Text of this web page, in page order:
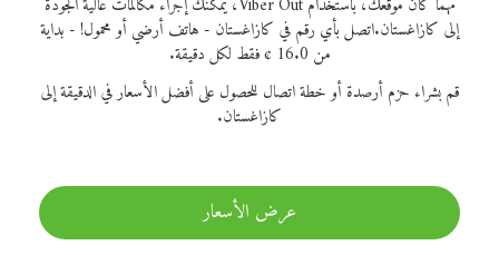
مهما كان موقعك، باستخدام Viber Out، يمكنك إجراء مكالمات عالية الجودة
إلى كازاغستان.اتصل بأي رقم في كازاغستان - هاتف أرضي أو محمول! - بداية
من 16.0 ¢ فقط لكل دقيقة.
قم بشراء حزم أرصدة أو خطة اتصال للحصول على أفضل الأسعار في الدقيقة إلى
كازاغستان.
عرض الأسعار